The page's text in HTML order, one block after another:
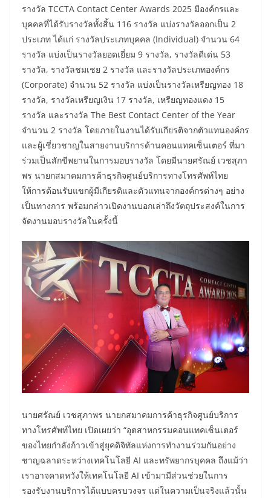
รางวัล TCCTA Contact Center Awards 2025 มีองค์กรและ
บุคคลที่ได้รับรางวัลทั้งสิ้น 116 รางวัล แบ่งรางวัลออกเป็น 2
ประเภท ได้แก่ รางวัลประเภทบุคคล (Individual) จำนวน 64
รางวัล แบ่งเป็นรางวัลยอดเยี่ยม 9 รางวัล, รางวัลดีเด่น 53
รางวัล, รางวัลชมเชย 2 รางวัล และรางวัลประเภทองค์กร
(Corporate) จำนวน 52 รางวัล แบ่งเป็นรางวัลเหรียญทอง 18
รางวัล, รางวัลเหรียญเงิน 17 รางวัล, เหรียญทองแดง 15
รางวัล และรางวัล The Best Contact Center of the Year
จำนวน 2 รางวัล โดยภายในงานได้รับเกียรติจากตัวแทนองค์กร
และผู้เชี่ยวชาญในสายงานบริการด้านคอนแทคเซ็นเตอร์ ที่มา
ร่วมเป็นสักขีพยานในการมอบรางวัล โดยมีนายศรัณย์ เวชสุภา
พร นายกสมาคมการค้าธุรกิจศูนย์บริการทางโทรศัพท์ไทย
ให้การต้อนรับแขกผู้มีเกียรติและตัวแทนจากองค์กรต่างๆ อย่าง
เป็นทางการ พร้อมกล่าวเปิดงานบอกเล่าถึงวัตถุประสงค์ในการ
จัดงานมอบรางวัลในครั้งนี้
นายศรัณย์ เวชสุภาพร นายกสมาคมการค้าธุรกิจศูนย์บริการ
ทางโทรศัพท์ไทย เปิดเผยว่า “อุตสาหกรรมคอนแทคเซ็นเตอร์
ของไทยกำลังก้าวเข้าสู่ยุคดิจิทัลแห่งการทำงานร่วมกันอย่าง
ชาญฉลาดระหว่างเทคโนโลยี AI และทรัพยากรบุคคล ถึงแม้ว่า
เราอาจคาดหวังให้เทคโนโลยี AI เข้ามามีส่วนช่วยในการ
รองรับงานบริการได้แบบครบวงจร แต่ในความเป็นจริงแล้วนั้น